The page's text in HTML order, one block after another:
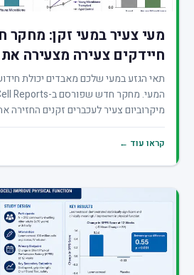
מעי צעיר במעי זקן:
חיידקים צעירה מצעירה
תאי הגזע במעי שלכם מאבדים יכולת
מיקרוביום צעיר לעכברים זקנים החזירה
קראו עוד ←